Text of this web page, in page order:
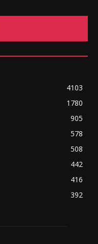
4103
1780
905
578
508
442
416
392